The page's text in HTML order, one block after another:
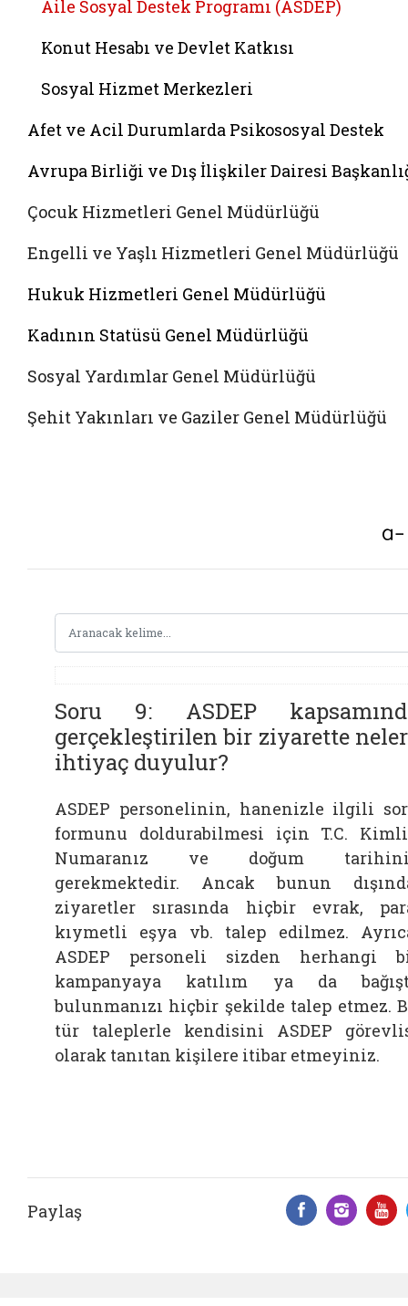
Aile Sosyal Destek Programı (ASDEP)
Konut Hesabı ve Devlet Katkısı
Sosyal Hizmet Merkezleri
Afet ve Acil Durumlarda Psikososyal Destek
Avrupa Birliği ve Dış İlişkiler Dairesi
Çocuk Hizmetleri Genel Müdürlüğü
Engelli ve Yaşlı Hizmetleri Genel Müdürlüğü
Hukuk Hizmetleri Genel Müdürlüğü
Kadının Statüsü Genel Müdürlüğü
Sosyal Yardımlar Genel Müdürlüğü
Şehit Yakınları ve Gaziler Genel Müdürlüğü
Soru 9: ASDEP
gerçekleştirilen bir ziyarette
ihtiyaç duyulur?
ASDEP personelinin, hanenizle ilgili
formunu doldurabilmesi için T.C.
Numaranız ve doğum
gerekmektedir. Ancak bunun
ziyaretler sırasında hiçbir evrak,
kıymetli eşya vb. talep edilmez.
ASDEP personeli sizden herhangi
kampanyaya katılım ya da
bulunmanızı hiçbir şekilde talep etmez.
tür taleplerle kendisini ASDEP
olarak tanıtan kişilere itibar etmeyiniz.
Paylaş